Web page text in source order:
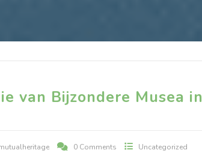
van Bijzondere Musea in
0 Comments Uncategorized